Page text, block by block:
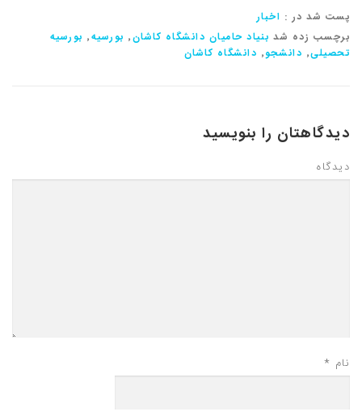
پست شد در : اخبار
برچسب زده شد بنیاد حامیان دانشگاه کاشان٬ بورسیه٬ بورسیه
تحصیلی٬ دانشجو٬ دانشگاه کاشان
دیدگاهتان را بنویسید
دیدگاه
نام *